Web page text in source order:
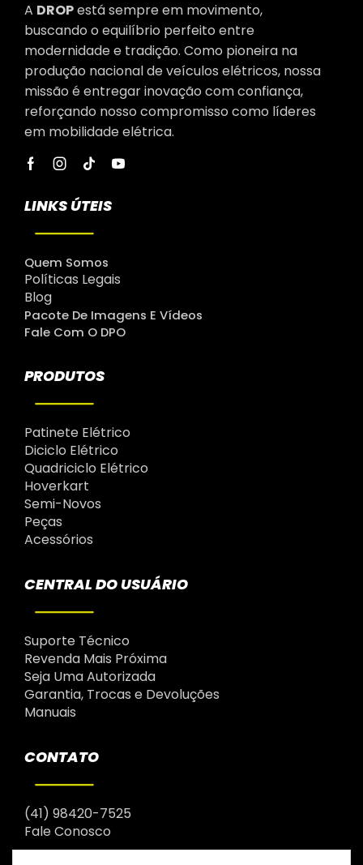
A DROPestá sempre em movimento,
buscando o equilíbrio perfeito entre
modernidade e tradição. Como pioneira na
produção nacional de veículos elétricos, nossa
missão é entregar inovação com confiança,
reforçando nosso compromisso como líderes
em mobilidade elétrica.
LINKS ÚTEIS
Quem Somos
Políticas Legais
Blog
Pacote De Imagens E Vídeos
Fale Com O DPO
PRODUTOS
Patinete Elétrico
Diciclo Elétrico
Quadriciclo Elétrico
Hoverkart
Semi-Novos
Peças
Acessórios
CENTRAL DO USUÁRIO
Suporte Técnico
Revenda Mais Próxima
Seja Uma Autorizada
Garantia, Trocas e Devoluções
Manuais
CONTATO
(41) 98420-7525
Fale Conosco